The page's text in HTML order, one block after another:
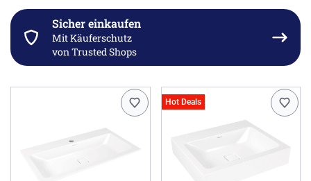
Sicher einkaufen
Mit Käuferschutz
von Trusted Shops
Hot Deals